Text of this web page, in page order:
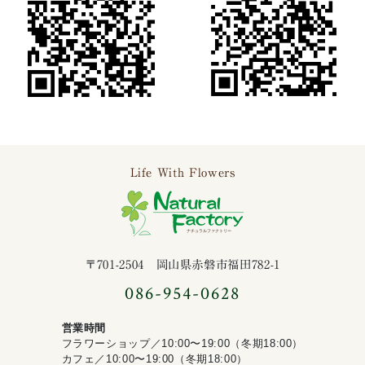
Life With Flowers
ナチュラルフ
〒701-2504 岡山県赤磐市福田782-1
086-954-0628
営業時間
フラワーショップ／10:00〜19:00（冬期18:00）
カフェ／10:00〜19:00（冬期18:00）